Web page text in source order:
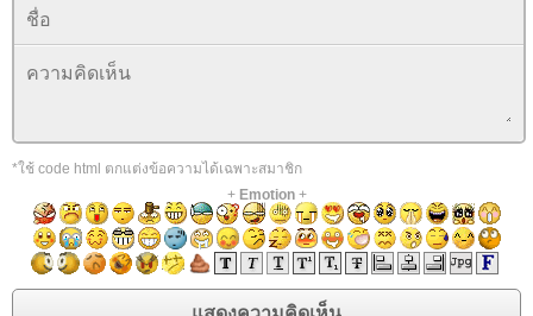
*ใช้ code html ตกแต่งข้อความได้เฉพาะสมาชิก
+ Emotion+